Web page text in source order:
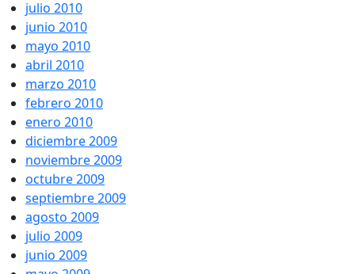
julio 2010
junio 2010
mayo 2010
abril 2010
marzo 2010
febrero 2010
enero 2010
diciembre 2009
noviembre 2009
octubre 2009
septiembre 2009
agosto 2009
julio 2009
junio 2009